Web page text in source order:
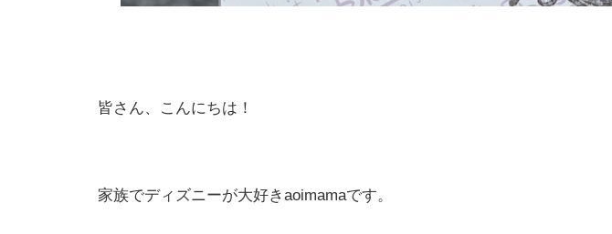
皆さん、こんにちは！
家族でディズニーが大好きaoimamaです。